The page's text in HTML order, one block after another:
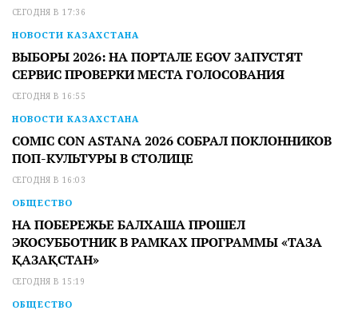
СЕГОДНЯ В 17:36
НОВОСТИ КАЗАХСТАНА
ВЫБОРЫ 2026: НА ПОРТАЛЕ EGOV ЗАПУСТЯТ
СЕРВИС ПРОВЕРКИ МЕСТА ГОЛОСОВАНИЯ
СЕГОДНЯ В 16:55
НОВОСТИ КАЗАХСТАНА
COMIC CON ASTANA 2026 СОБРАЛ ПОКЛОННИКОВ
ПОП-КУЛЬТУРЫ В СТОЛИЦЕ
СЕГОДНЯ В 16:03
ОБЩЕСТВО
НА ПОБЕРЕЖЬЕ БАЛХАША ПРОШЕЛ
ЭКОСУББОТНИК В РАМКАХ ПРОГРАММЫ «ТАЗА
ҚАЗАҚСТАН»
СЕГОДНЯ В 15:19
ОБЩЕСТВО